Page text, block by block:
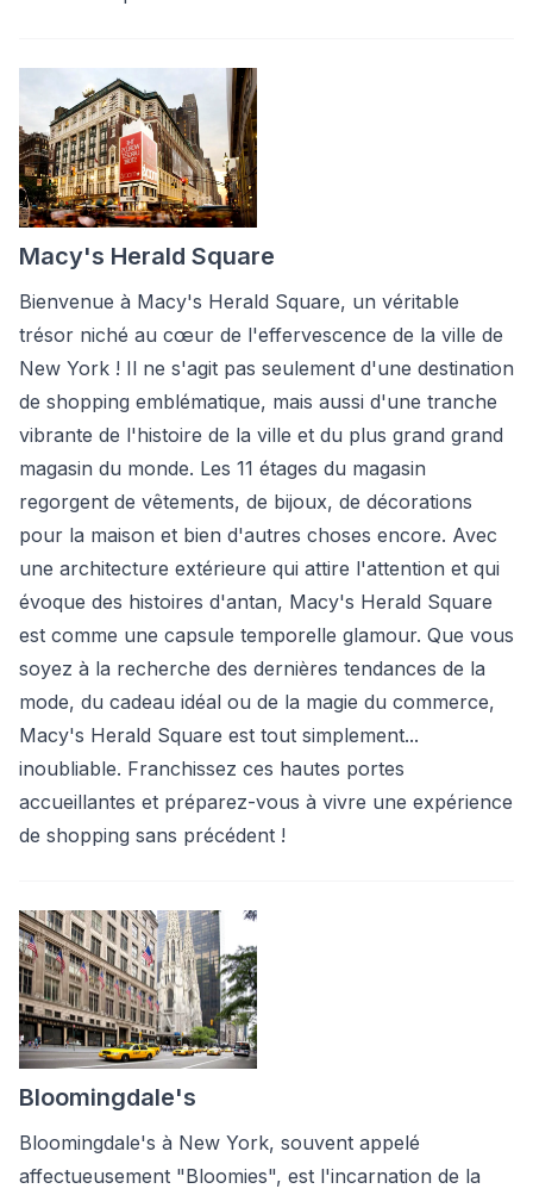
Macy's Herald Square
Bienvenue à Macy's Herald Square, un véritable
trésor niché au cœur de l'effervescence de la ville de
New York ! Il ne s'agit pas seulement d'une destination
de shopping emblématique, mais aussi d'une tranche
vibrante de l'histoire de la ville et du plus grand grand
magasin du monde. Les 11 étages du magasin
regorgent de vêtements, de bijoux, de décorations
pour la maison et bien d'autres choses encore. Avec
une architecture extérieure qui attire l'attention et qui
évoque des histoires d'antan, Macy's Herald Square
est comme une capsule temporelle glamour. Que vous
soyez à la recherche des dernières tendances de la
mode, du cadeau idéal ou de la magie du commerce,
Macy's Herald Square est tout simplement...
inoubliable. Franchissez ces hautes portes
accueillantes et préparez-vous à vivre une expérience
de shopping sans précédent !
Bloomingdale's
Bloomingdale's à New York, souvent appelé
affectueusement "Bloomies", est l'incarnation de la